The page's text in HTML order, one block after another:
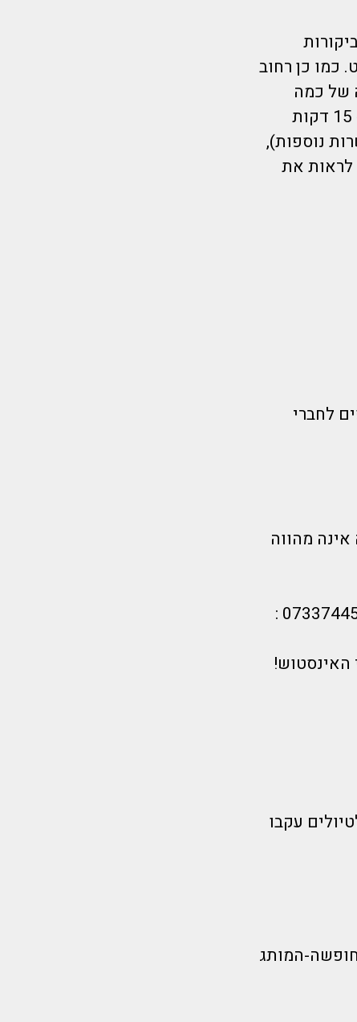
גבוה וביקורות
כמו כן רחוב
של כמה
דקות! הרובע היהודי שהוא איזור הבילויים השוקק של העיר נמצא כ- 15 דקות
נוספות),
לראות את
לחברי
מהווה
האינסטוש!
עקבו
המותג